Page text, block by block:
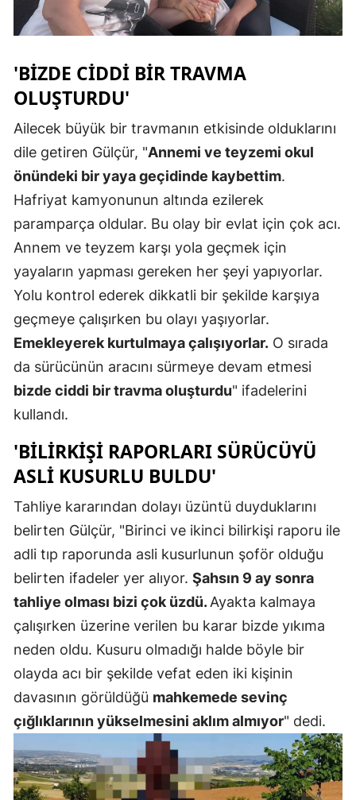
Samsun
Sivas
Tekirdağ
Trabzon
Van
Yozgat
Aksaray
Karaman
Kırıkkale
Batman
Şırnak
Bartın
Ardahan
Yalova
Karabük
'BIZDE CIDDI BIR TRAVMA
OLUŞTURDU'
Ailecek büyük bir travmanın etkisinde olduklarını
dile getiren Gülçür, "Annemi ve teyzemi okul
önündeki bir yaya geçidinde kaybettim.
Hafriyat kamyonunun altında ezilerek
paramparça oldular. Bu olay bir evlat için çok acı.
Annem ve teyzem karşı yola geçmek için
yayaların yapması gereken her şeyi yapıyorlar.
Yolu kontrol ederek dikkatli bir şekilde karşıya
geçmeye çalışırken bu olayı yaşıyorlar.
Emekleyerek kurtulmaya çalışıyorlar. O sırada
da sürücünün aracını sürmeye devam etmesi
bizde ciddi bir travma oluşturdu" ifadelerini
kullandı.
'BILIRKIŞI RAPORLARI SÜRÜCÜYÜ
ASLI KUSURLU BULDU'
Tahliye kararından dolayı üzüntü duyduklarını
belirten Gülçür, "Birinci ve ikinci bilirkişi raporu ile
adli tıp raporunda asli kusurlunun şoför olduğu
belirten ifadeler yer alıyor. Şahsın 9 ay sonra
tahliye olması bizi çok üzdü.Ayakta kalmaya
çalışırken üzerine verilen bu karar bizde yıkıma
neden oldu. Kusuru olmadığı halde böyle bir
olayda acı bir şekilde vefat eden iki kişinin
davasının görüldüğü mahkemede sevinç
çığlıklarının yükselmesini aklım almıyor" dedi.